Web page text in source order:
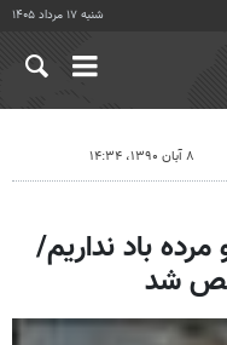
شنبه ۱۷ مرداد ۱۴۰۵
۸ آبان ۱۳۹۰، ۱۴:۳۴
باد نداریم/
شد